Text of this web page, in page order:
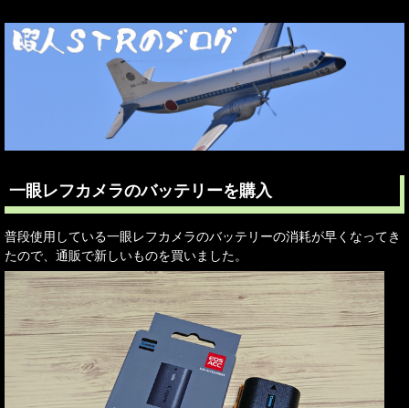
一眼レフカメラのバッテリーを購入
普段使用している一眼レフカメラのバッテリーの消耗が早くなってき
たので、通販で新しいものを買いました。